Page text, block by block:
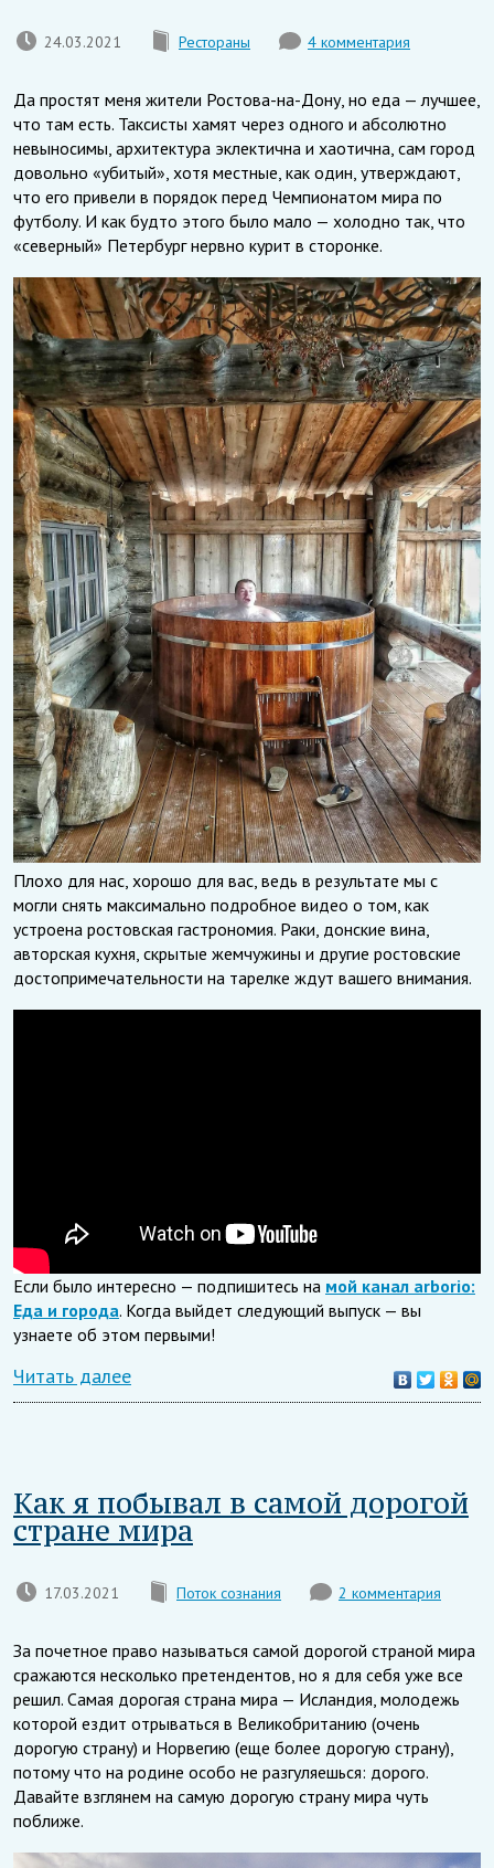
24.03.2021 Рестораны 4 комментария
Да простят меня жители Ростова-на-Дону, но еда — лучшее,
что там есть. Таксисты хамят через одного и абсолютно
невыносимы, архитектура эклектична и хаотична, сам город
довольно «убитый», хотя местные, как один, утверждают,
что его привели в порядок перед Чемпионатом мира по
футболу. И как будто этого было мало — холодно так, что
«северный» Петербург нервно курит в сторонке.
Плохо для нас, хорошо для вас, ведь в результате мы с
могли снять максимально подробное видео о том, как
устроена ростовская гастрономия. Раки, донские вина,
авторская кухня, скрытые жемчужины и другие ростовские
достопримечательности на тарелке ждут вашего внимания.
Если было интересно — подпишитесь на мой канал arborio:
Еда и города. Когда выйдет следующий выпуск — вы
узнаете об этом первыми!
Читать далее
Как я побывал в самой дорогой
стране мира
17.03.2021 Поток сознания 2 комментария
За почетное право называться самой дорогой страной мира
сражаются несколько претендентов, но я для себя уже все
решил. Самая дорогая страна мира — Исландия, молодежь
которой ездит отрываться в Великобританию (очень
дорогую страну) и Норвегию (еще более дорогую страну),
потому что на родине особо не разгуляешься: дорого.
Давайте взглянем на самую дорогую страну мира чуть
поближе.